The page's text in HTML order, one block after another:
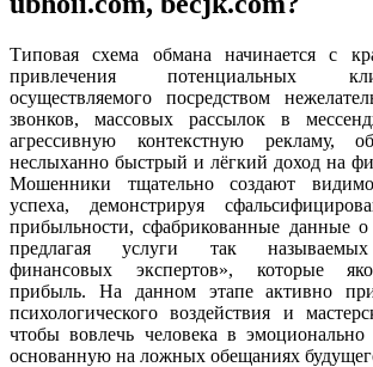
Типовая схема обмана начинается с
привлечения потенциальных
осуществляемого посредством
звонков, массовых рассылок в
агрессивную контекстную рекламу,
неслыханно быстрый и лёгкий доход на
Мошенники тщательно создают
успеха, демонстрируя
прибыльности, сфабрикованные данные о
предлагая услуги так называемых
финансовых экспертов», которые
прибыль. На данном этапе активно
психологического воздействия и
чтобы вовлечь человека в
основанную на ложных обещаниях